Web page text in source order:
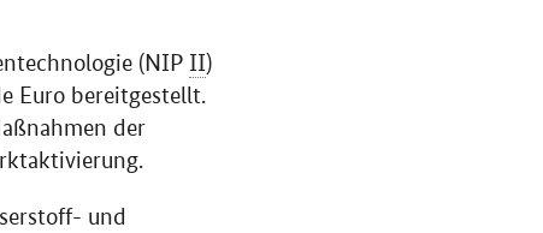
(NIP II)
Euro bereitgestellt.
der
und